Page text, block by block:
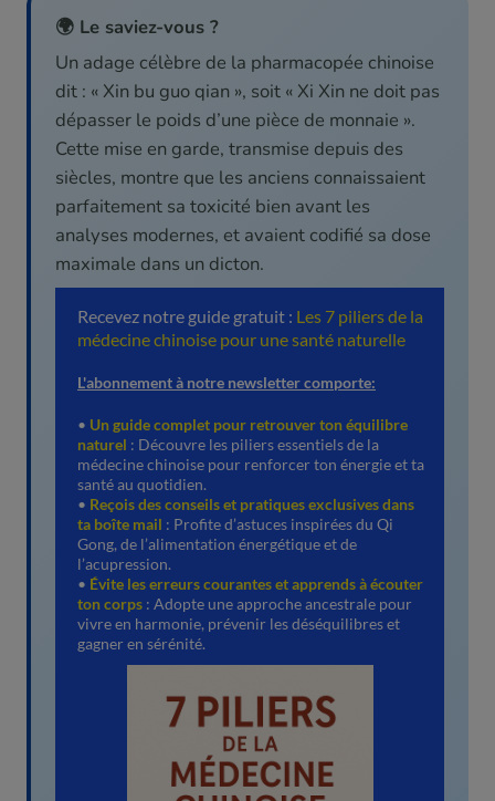
🌍 Le saviez-vous ?
Un adage célèbre de la pharmacopée chinoise
dit : « Xin bu guo qian », soit « Xi Xin ne doit pas
dépasser le poids d’une pièce de monnaie ».
Cette mise en garde, transmise depuis des
siècles, montre que les anciens connaissaient
parfaitement sa toxicité bien avant les
analyses modernes, et avaient codifié sa dose
maximale dans un dicton.